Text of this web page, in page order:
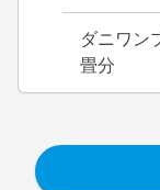
ダニワン
畳分